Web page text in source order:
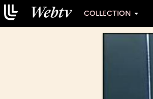
COLLECTION